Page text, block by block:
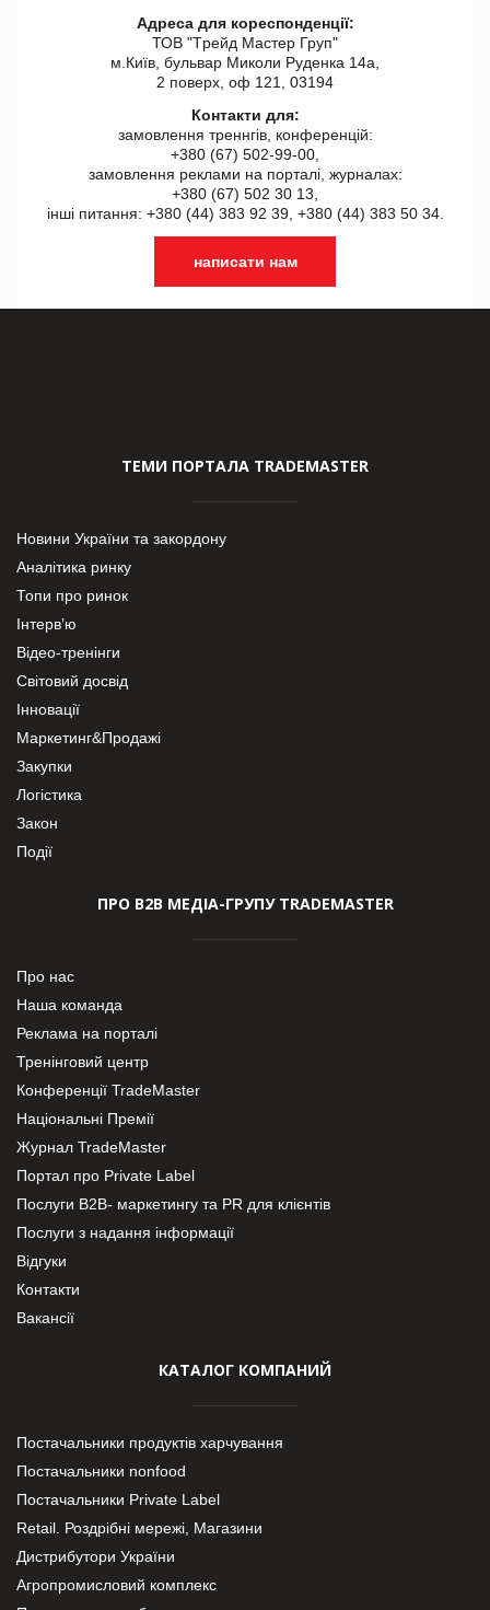
Адреса для кореспонденції:
ТОВ "Tрейд Мастер Груп"
м.Київ, бульвар Миколи Руденка 14а,
2 поверх, оф 121, 03194
Контакти для:
замовлення треннгів, конференцій:
+380 (67) 502-99-00,
замовлення реклами на порталі, журналах:
+380 (67) 502 30 13,
інші питання: +380 (44) 383 92 39, +380 (44) 383 50 34.
написати нам
ТЕМИ ПОРТАЛА TRADEMASTER
Новини України та закордону
Аналітика ринку
Топи про ринок
Інтерв’ю
Відео-тренінги
Світовий досвід
Інновації
Маркетинг&Продажі
Закупки
Логістика
Закон
Події
ПРО В2В МЕДІА-ГРУПУ TRADEMASTER
Про нас
Наша команда
Реклама на порталі
Тренінговий центр
Конференції TradeMaster
Національні Премії
Журнал TradeMaster
Портал про Private Label
Послуги В2В- маркетингу та PR для клієнтів
Послуги з надання інформації
Відгуки
Контакти
Вакансії
КАТАЛОГ КОМПАНИЙ
Постачальники продуктів харчування
Постачальники nonfood
Постачальники Private Label
Retail. Роздрібні мережі, Магазини
Дистрибутори України
Агропромисловий комплекс